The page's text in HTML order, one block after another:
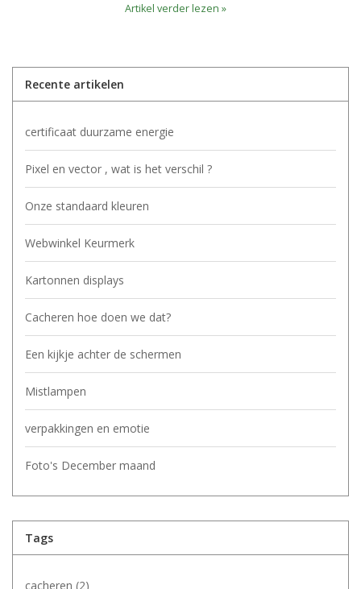
Artikel verder lezen »
Recente artikelen
certificaat duurzame energie
Pixel en vector , wat is het verschil ?
Onze standaard kleuren
Webwinkel Keurmerk
Kartonnen displays
Cacheren hoe doen we dat?
Een kijkje achter de schermen
Mistlampen
verpakkingen en emotie
Foto's December maand
Tags
cacheren (2)